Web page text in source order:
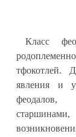
Класс
тфокотлей.
явления и
феодалов,
старшинами,